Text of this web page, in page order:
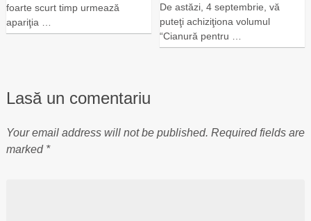
foarte scurt timp urmează
apariţia …
De astăzi, 4 septembrie, vă
puteţi achiziţiona volumul
“Cianură pentru …
Lasă un comentariu
Your email address will not be published. Required fields are
marked *